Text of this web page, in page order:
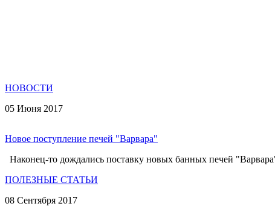
НОВОСТИ
05 Июня 2017
Новое поступление печей "Варвара"
Наконец-то дождались поставку новых банных печей
ПОЛЕЗНЫЕ СТАТЬИ
08 Сентября 2017